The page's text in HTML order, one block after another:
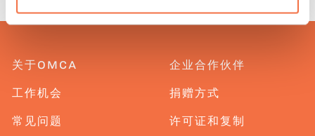
关于OMCA
工作机会
常见问题
企业合作伙伴
捐赠方式
许可证和复制